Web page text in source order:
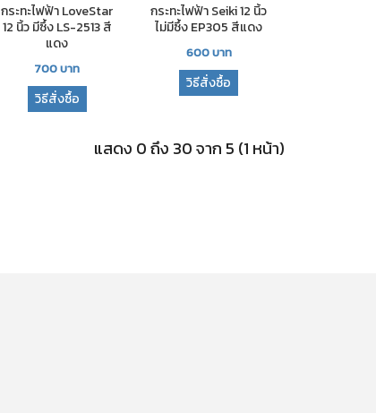
กระทะไฟฟ้า LoveStar
12 นิ้ว มีซึ้ง LS-2513 สี
แดง
700บาท
วิธีสั่งซื้อ
กระทะไฟฟ้า Seiki 12 นิ้ว
ไม่มีซึ้ง EP305 สีแดง
600บาท
วิธีสั่งซื้อ
แสดง 0 ถึง 30 จาก 5 (1 หน้า)